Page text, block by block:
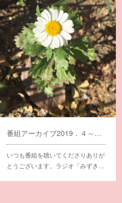
番組アーカイブ2019．４～６限定公開します。
いつも番組を聴いてくださりありが
とうございます。ラジオ「みずき…